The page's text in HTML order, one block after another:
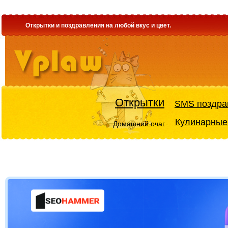
Открытки и поздравления на любой вкус и цвет.
Открытки SMS
Домашний очаг